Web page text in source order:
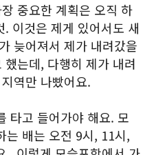
중요한 계획은 오직 하
이것은 제게 있어서도 새
늦어져서 제가 내려갔을
는데, 다행히 제가 내려
역만 나빴어요.
타고 들어가야 해요. 모
는 배는 오전 9시, 11시,